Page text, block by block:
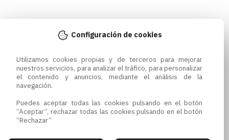
Configuración de cookies
Utilizamos cookies propias y de terceros para mejorar
nuestros servicios, para analizar el tráfico, para personalizar
el contenido y anuncios, mediante el análisis de la
navegación.
Puedes aceptar todas las cookies pulsando en el botón
“Aceptar”, rechazar todas las cookies pulsando en el botón
“Rechazar”